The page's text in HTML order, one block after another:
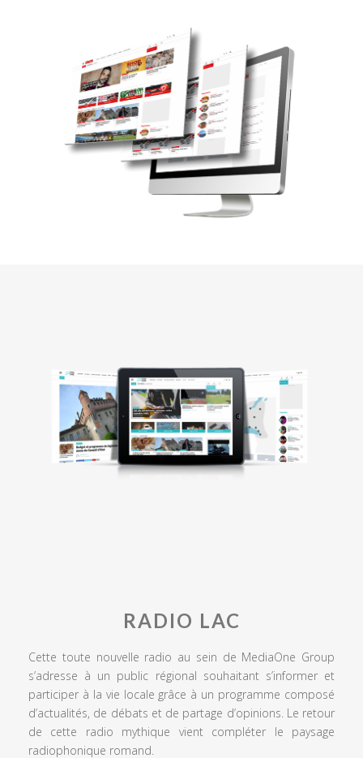
RADIO LAC
Cette toute nouvelle radio au sein de MediaOne Group
s’adresse à un public régional souhaitant s’informer et
participer à la vie locale grâce à un programme composé
d’actualités, de débats et de partage d’opinions. Le retour
de cette radio mythique vient compléter le paysage
radiophonique romand.